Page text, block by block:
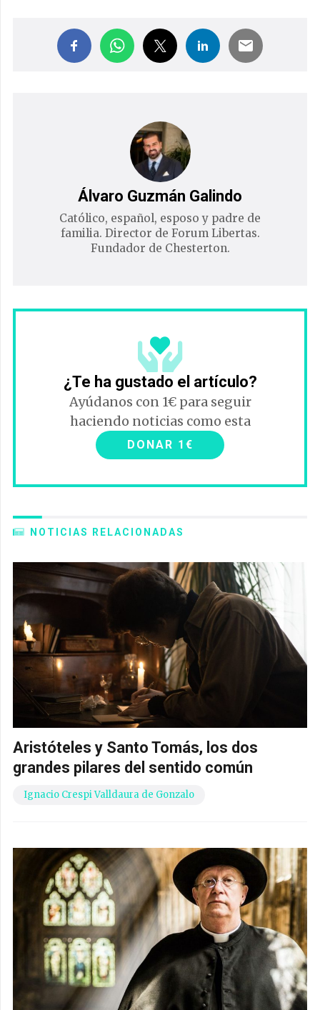
Álvaro Guzmán Galindo
Católico, español, esposo y padre de
familia. Director de Forum Libertas.
Fundador de Chesterton.
¿Te ha gustado el artículo?
Ayúdanos con 1€ para seguir
haciendo noticias como esta
DONAR 1€
NOTICIAS RELACIONADAS
Aristóteles y Santo Tomás, los dos
grandes pilares del sentido común
Ignacio Crespi Valldaura de Gonzalo